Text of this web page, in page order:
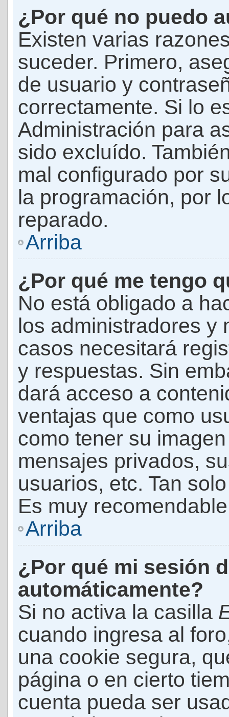
¿Por qué no puedo
Existen varias
suceder. Primero,
de usuario y
correctamente. Si lo
Administración para
sido excluído.
mal configurado por
la programación, por
reparado.
Arriba
¿Por qué me tengo
No está obligado a
los administradores y
casos necesitará
y respuestas. Sin
dará acceso a
ventajas que como
como tener su
mensajes privados,
usuarios, etc. Tan
Es muy
Arriba
¿Por qué mi sesión
automáticamente?
Si no activa la casilla
cuando ingresa al
una cookie segura,
página o en cierto
cuenta pueda ser